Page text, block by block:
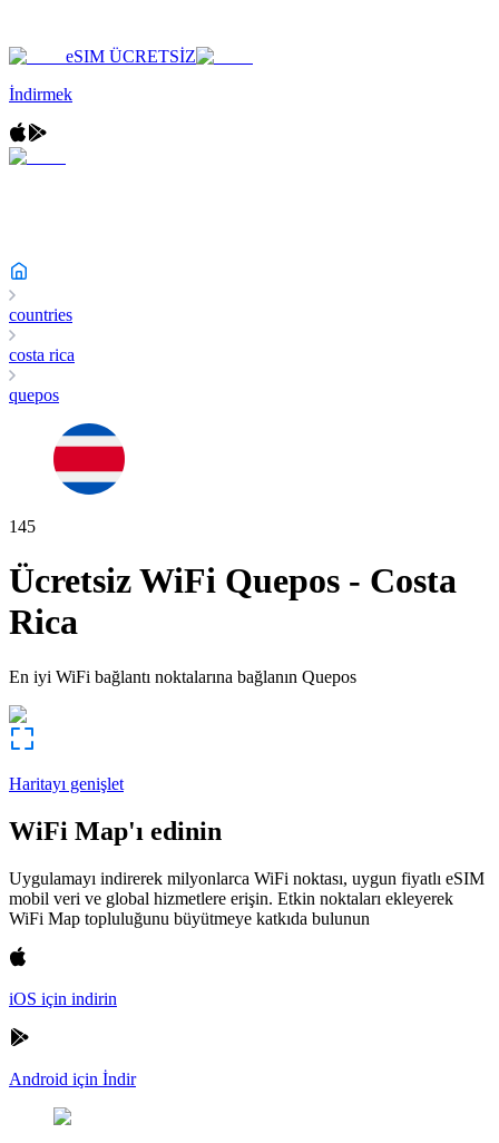
eSIM ÜCRETSİZ
İndirmek
countries
costa rica
quepos
145
Ücretsiz WiFi Quepos - Costa
Rica
En iyi WiFi bağlantı noktalarına bağlanın Quepos
Haritayı genişlet
WiFi Map'ı edinin
Uygulamayı indirerek milyonlarca WiFi noktası, uygun fiyatlı eSIM
mobil veri ve global hizmetlere erişin. Etkin noktaları ekleyerek
WiFi Map topluluğunu büyütmeye katkıda bulunun
iOS için indirin
Android için İndir